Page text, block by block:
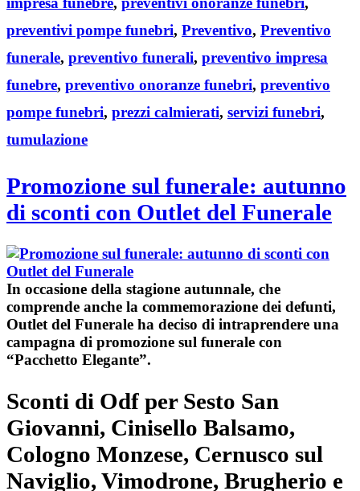
preventivi pompe funebri, Preventivo, Preventivo
funerale, preventivo funerali, preventivo impresa
funebre, preventivo onoranze funebri, preventivo
pompe funebri, prezzi calmierati, servizi funebri,
tumulazione
Promozione sul funerale: autunno
di sconti con Outlet del Funerale
In occasione della stagione autunnale, che
comprende anche la commemorazione dei defunti,
Outlet del Funerale ha deciso di intraprendere una
campagna di promozione sul funerale con
“Pacchetto Elegante”.
Sconti di Odf per Sesto San
Giovanni, Cinisello Balsamo,
Cologno Monzese, Cernusco sul
Naviglio, Vimodrone, Brugherio e